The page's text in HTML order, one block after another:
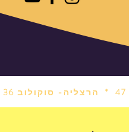
הרצליה- סוקולוב 36 הרצליה *